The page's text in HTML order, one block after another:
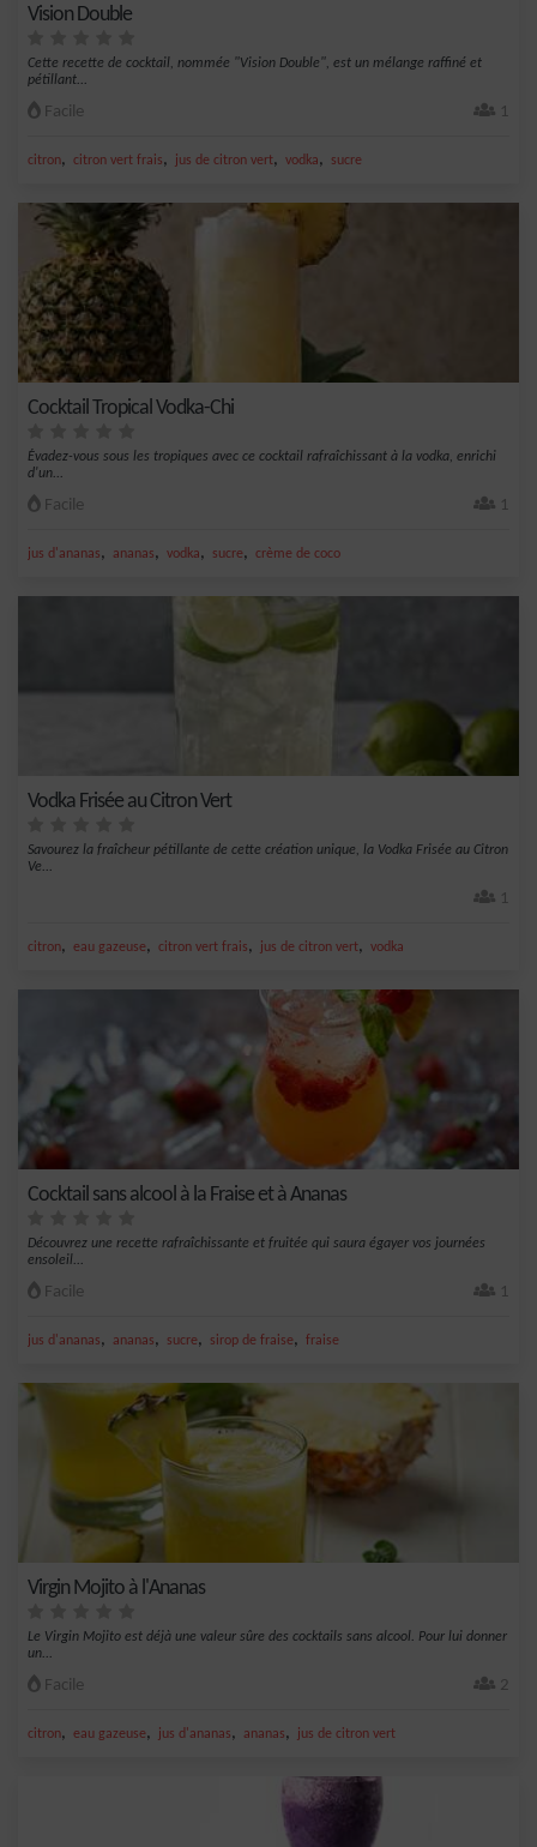
Vision Double
Cette recette de cocktail, nommée "Vision Double", est un mélange raffiné et
pétillant...
Facile 1
citron, citron vert frais, jus de citron vert, vodka, sucre
Cocktail Tropical Vodka-Chi
Évadez-vous sous les tropiques avec ce cocktail rafraîchissant à la vodka, enrichi
d'un...
Facile 1
jus d'ananas, ananas, vodka, sucre, crème de coco
Vodka Frisée au Citron Vert
Savourez la fraîcheur pétillante de cette création unique, la Vodka Frisée au Citron
Ve...
1
citron, eau gazeuse, citron vert frais, jus de citron vert, vodka
Cocktail sans alcool à la Fraise et à Ananas
Découvrez une recette rafraîchissante et fruitée qui saura égayer vos journées
ensoleil...
Facile 1
jus d'ananas, ananas, sucre, sirop de fraise, fraise
Virgin Mojito à l'Ananas
Le Virgin Mojito est déjà une valeur sûre des cocktails sans alcool. Pour lui donner
un...
Facile 2
citron, eau gazeuse, jus d'ananas, ananas, jus de citron vert